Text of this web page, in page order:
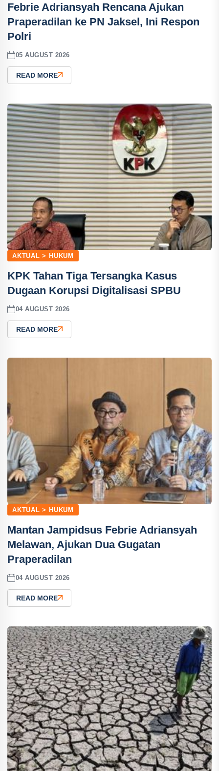
Febrie Adriansyah Rencana Ajukan
Praperadilan ke PN Jaksel, Ini Respon
Polri
05 AUGUST 2026
READ MORE
AKTUAL > HUKUM
KPK Tahan Tiga Tersangka Kasus
Dugaan Korupsi Digitalisasi SPBU
04 AUGUST 2026
READ MORE
AKTUAL > HUKUM
Mantan Jampidsus Febrie Adriansyah
Melawan, Ajukan Dua Gugatan
Praperadilan
04 AUGUST 2026
READ MORE